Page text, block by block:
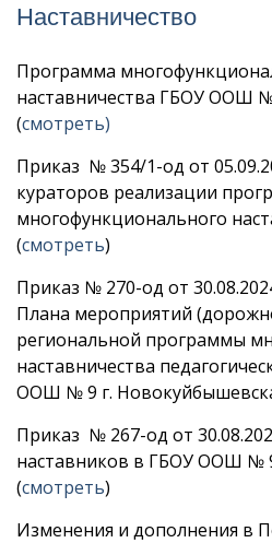
Наставничество
Программа
наставничества ГБОУ ООШ
(смотреть)
Приказ № 354/1-од от
кураторов реализации
многофункционального
(смотреть)
Приказ № 270-од от
Плана мероприятий
региональной программы
наставничества
ООШ № 9 г.
Приказ № 267-од от
наставников в ГБОУ ООШ №
(смотреть)
Изменения и дополнения в